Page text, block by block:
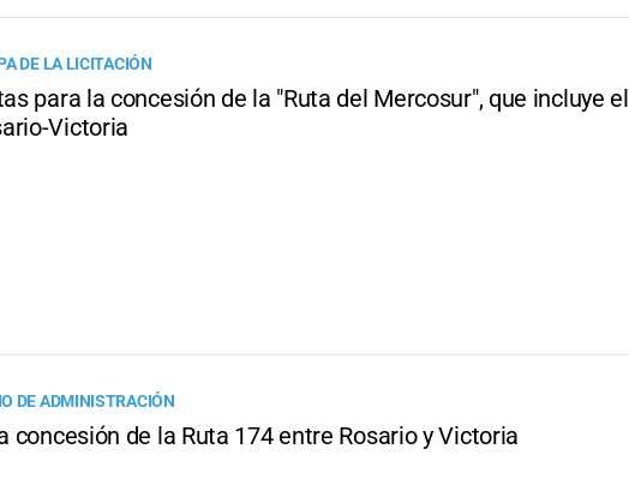
DE LA LICITACIÓN
para la concesión de la "Ruta del Mercosur", que incluye el
Victoria
DE ADMINISTRACIÓN
concesión de la Ruta 174 entre Rosario y Victoria